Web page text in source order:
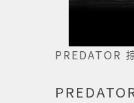
PREDATOR